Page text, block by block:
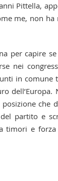
Pittella,
me, non ha
per capire
nei
in comune
dell’Europa.
che
partito e
timori e